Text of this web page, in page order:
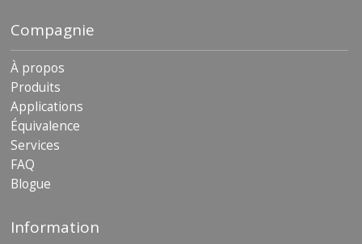
Compagnie
À propos
Produits
Applications
Équivalence
Services
FAQ
Blogue
Information